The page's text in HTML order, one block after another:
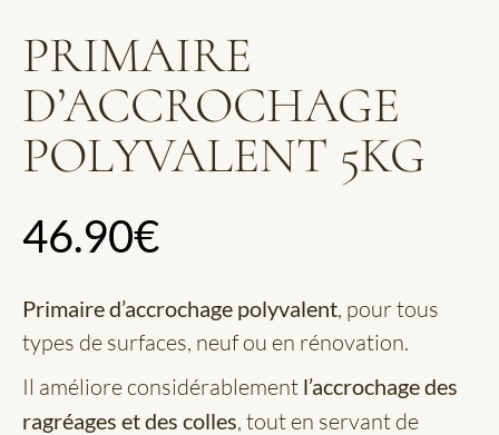
PRIMAIRE
D’ACCROCHAGE
POLYVALENT 5KG
46.90€
Primaire d’accrochage polyvalent, pour tous
types de surfaces, neuf ou en rénovation.
Il améliore considérablement l’accrochage des
ragréages et des colles, tout en servant de